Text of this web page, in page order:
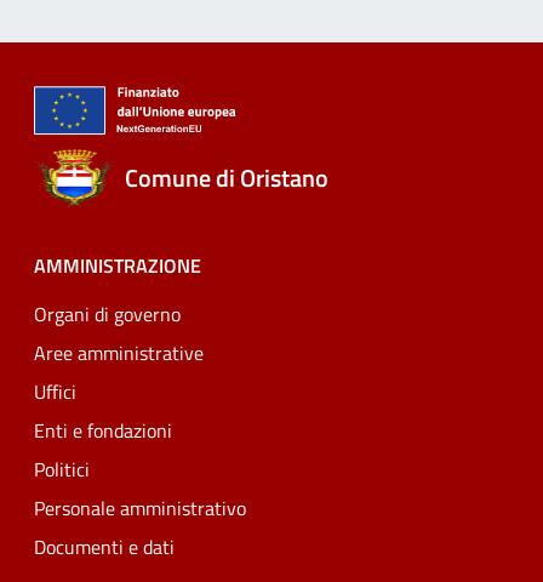
Comune di Oristano
AMMINISTRAZIONE
Organi di governo
Aree amministrative
Uffici
Enti e fondazioni
Politici
Personale amministrativo
Documenti e dati